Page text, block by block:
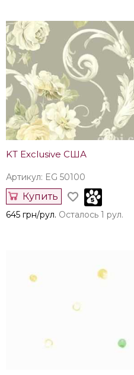
KT Exclusive США
Артикул: EG 50100
Купить
645 грн/рул. Осталось 1 рул.